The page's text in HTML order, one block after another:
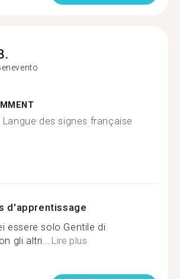
Langue des signes française
d'apprentissage
essere solo Gentile di
gli altri...Lire plus